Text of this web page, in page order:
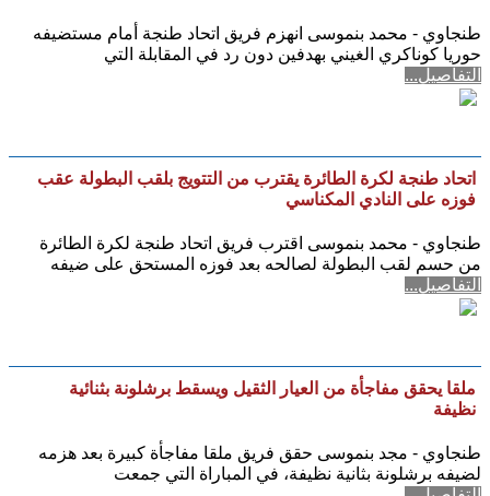
طنجاوي - محمد بنموسى انهزم فريق اتحاد طنجة أمام مستضيفه
حوريا كوناكري الغيني بهدفين دون رد في المقابلة التي
التفاصيل...
اتحاد طنجة لكرة الطائرة يقترب من التتويج بلقب البطولة عقب
فوزه على النادي المكناسي
طنجاوي - محمد بنموسى اقترب فريق اتحاد طنجة لكرة الطائرة
من حسم لقب البطولة لصالحه بعد فوزه المستحق على ضيفه
التفاصيل...
ملقا يحقق مفاجأة من العيار الثقيل ويسقط برشلونة بثنائية
نظيفة
طنجاوي - مجد بنموسى حقق فريق ملقا مفاجأة كبيرة بعد هزمه
لضيفه برشلونة بثانية نظيفة، في المباراة التي جمعت